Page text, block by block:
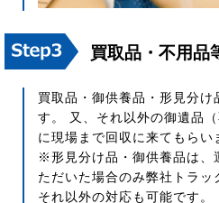
買取品・不用品
買取品・御供養品・形見分け
す。 又、それ以外の御遺品
に現場まで回収に来てもらい
※形見分け品・御供養品は、
ただいた場合のみ弊社トラ
それ以外の対応も可能です。